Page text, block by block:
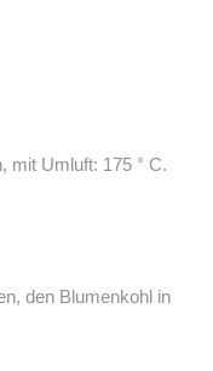
mit Umluft: 175 ° C.
den Blumenkohl in